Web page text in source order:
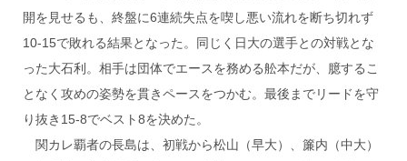
開を見せるも、終盤に6連続失点を喫し悪い流れを断ち切れず
10-15で敗れる結果となった。同じく日大の選手との対戦とな
った大石利。相手は団体でエースを務める舩本だが、臆するこ
となく攻めの姿勢を貫きペースをつかむ。最後までリードを守
り抜き15-8でベスト8を決めた。
関カレ覇者の長島は、初戦から松山（早大）、簾内（中大）